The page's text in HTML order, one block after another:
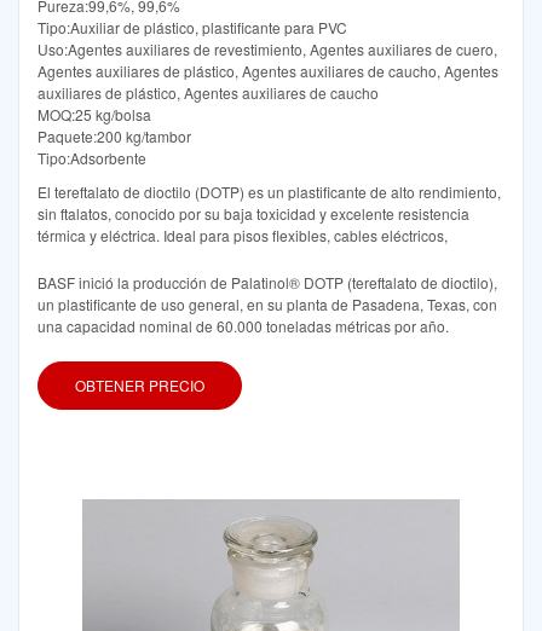
Pureza:99,6%, 99,6%
Tipo:Auxiliar de plástico, plastificante para PVC
Uso:Agentes auxiliares de revestimiento, Agentes auxiliares de cuero,
Agentes auxiliares de plástico, Agentes auxiliares de caucho, Agentes
auxiliares de plástico, Agentes auxiliares de caucho
MOQ:25 kg/bolsa
Paquete:200 kg/tambor
Tipo:Adsorbente
El tereftalato de dioctilo (DOTP) es un plastificante de alto rendimiento,
sin ftalatos, conocido por su baja toxicidad y excelente resistencia
térmica y eléctrica. Ideal para pisos flexibles, cables eléctricos,
BASF inició la producción de Palatinol® DOTP (tereftalato de dioctilo),
un plastificante de uso general, en su planta de Pasadena, Texas, con
una capacidad nominal de 60.000 toneladas métricas por año.
OBTENER PRECIO